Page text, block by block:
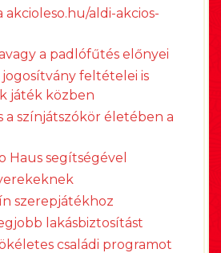
akcioleso.hu/aldi-akcios-
a padlófűtés előnyei
feltételei is
játék közben
a színjátszókör életében a
Haus segítségével
szerepjátékhoz
lakásbiztosítást
családi programot